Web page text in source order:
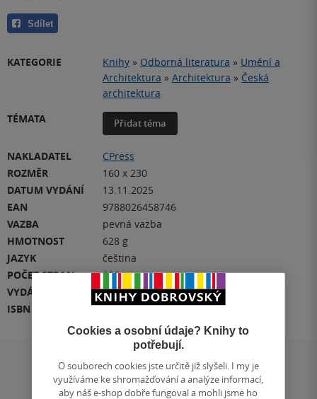
Sdílet
KATEGORIE Knihy » Odborná literatura » Umění a
Architektura » Architektura » Česká
architektura
TÉMATA
Přidat téma
NAKLADATEL
CPress
ROZMĚR
160 x 230
DATUM VYDÁNÍ
13.11.2025
EAN
9788026458746
VAZBA
pevná vazba
HMOTNOST
628 g
JAZYK
čeština
POČET STRAN
256
VYDÁNÍ
1
ISBN
978-80-264-5874-6
Hodnocení a recenze čtenářů
Cookies a osobní údaje? Knihy to
potřebují.
O souborech cookies jste určitě již slyšeli. I my je
využíváme ke shromažďování a analýze informací,
aby náš e-shop dobře fungoval a mohli jsme ho